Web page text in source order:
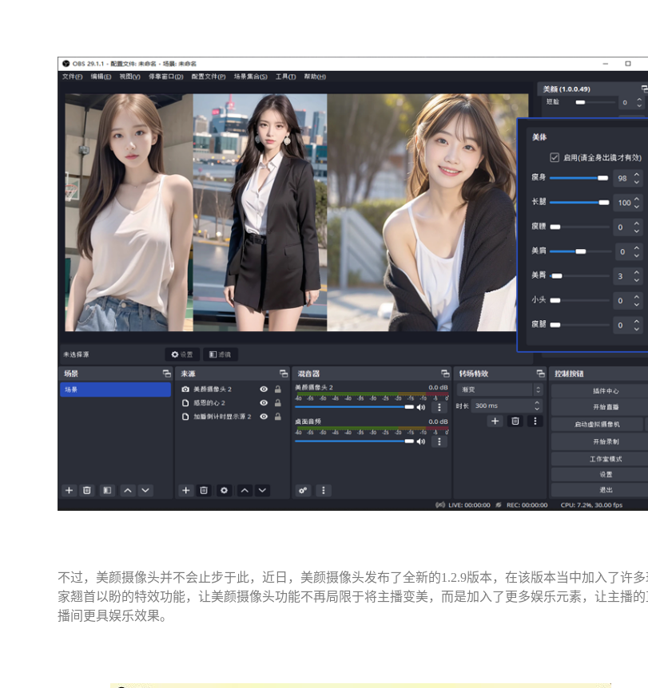
不过，美颜摄像头并不会止步于此，近日，美颜摄像头发布了全新的1.2.9版本，在该版本当中加入了许多
家翘首以盼的特效功能，让美颜摄像头功能不再局限于将主播变美，而是加入了更多娱乐元素，让主播的
播间更具娱乐效果。